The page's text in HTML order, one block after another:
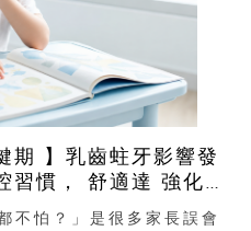
期 】乳齒蛀牙影響發
達 強化琺
不怕？」是很多家長誤會